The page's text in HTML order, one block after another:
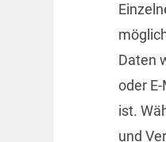
Daten
oder
ist.
und